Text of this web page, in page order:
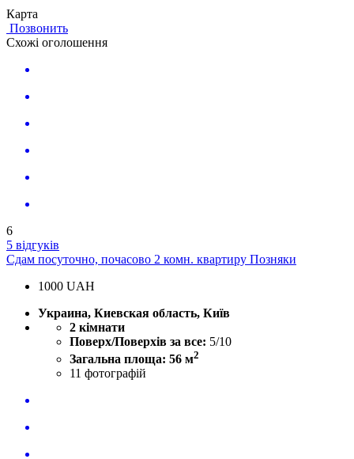
Карта
Позвонить
Схожі оголошення
6
5 відгуків
Сдам посуточно, почасово 2 комн. квартиру Позняки
1000 UAH
Украина, Киевская область, Київ
2 кімнати
Поверх/Поверхів за все: 5/10
Загальна площа: 56 м2
11 фотографій